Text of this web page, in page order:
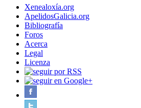
Xenealoxía.org
ApelidosGalicia.org
Bibliografía
Foros
Acerca
Legal
Licenza